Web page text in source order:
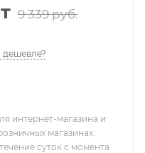
9 339руб.
интернет-магазина и
магазинах.
суток с момента